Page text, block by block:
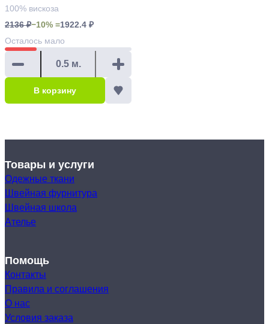
100% вискоза
2136 ₽−10% =1922.4 ₽
Осталось мало
В корзину
Товары и услуги
Одежные ткани
Швейная фурнитура
Швейная школа
Ателье
Помощь
Контакты
Правила и соглашения
О нас
Условия заказа